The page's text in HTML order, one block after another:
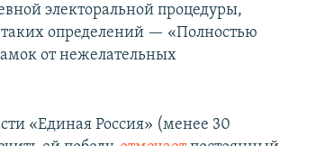
электоральной процедуры,
определений — «Полностью
от нежелательных
«Единая Россия» (менее 30